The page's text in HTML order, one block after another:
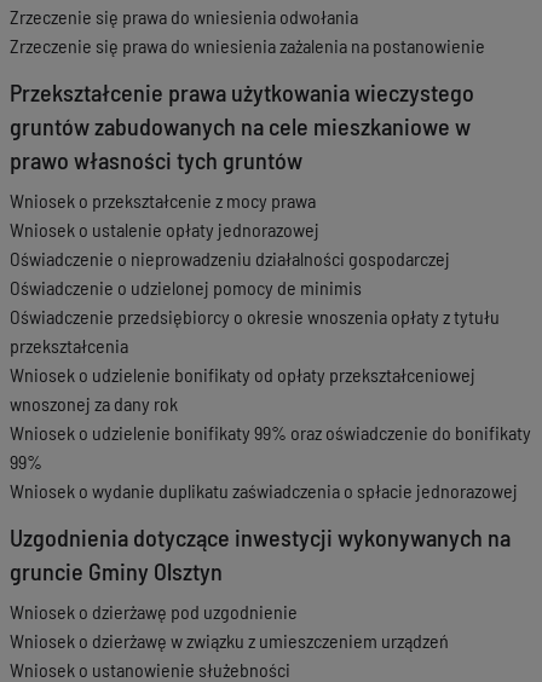
Zrzeczenie się prawa do wniesienia odwołania
Zrzeczenie się prawa do wniesienia zażalenia na postanowienie
Przekształcenie prawa użytkowania wieczystego
gruntów zabudowanych na cele mieszkaniowe w
prawo własności tych gruntów
Wniosek o przekształcenie z mocy prawa
Wniosek o ustalenie opłaty jednorazowej
Oświadczenie o nieprowadzeniu działalności gospodarczej
Oświadczenie o udzielonej pomocy de minimis
Oświadczenie przedsiębiorcy o okresie wnoszenia opłaty z tytułu
przekształcenia
Wniosek o udzielenie bonifikaty od opłaty przekształceniowej
wnoszonej za dany rok
Wniosek o udzielenie bonifikaty 99% oraz oświadczenie do bonifikaty
99%
Wniosek o wydanie duplikatu zaświadczenia o spłacie jednorazowej
Uzgodnienia dotyczące inwestycji wykonywanych na
gruncie Gminy Olsztyn
Wniosek o dzierżawę pod uzgodnienie
Wniosek o dzierżawę w związku z umieszczeniem urządzeń
Wniosek o ustanowienie służebności